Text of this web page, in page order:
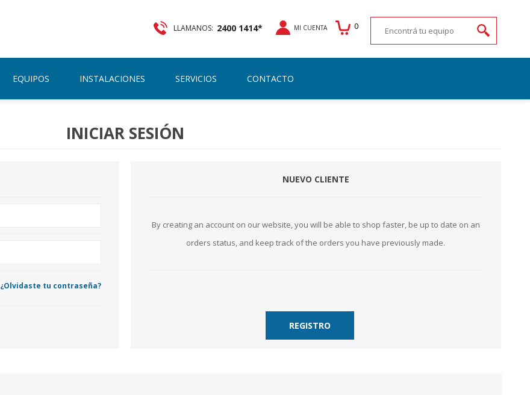
LLAMANOS: 2400 1414* MI CUENTA 0
EQUIPOS INSTALACIONES SERVICIOS CONTACTO
INICIAR SESIÓN
¿Olvidaste tu contraseña?
NUEVO CLIENTE
By creating an account on our website, you will be able to shop faster, be up to date on an
orders status, and keep track of the orders you have previously made.